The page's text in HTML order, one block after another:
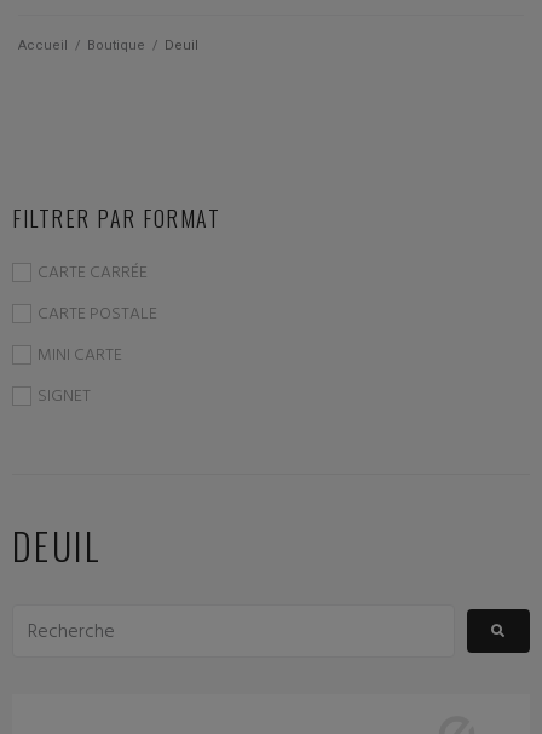
Les accessoires
Accueil / Boutique / Deuil
FILTRER PAR FORMAT
CARTE CARRÉE
CARTE POSTALE
MINI CARTE
SIGNET
DEUIL